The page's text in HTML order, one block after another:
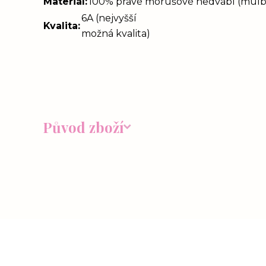
Kvalita:
6A (nejvyšší
možná kvalita)
Původ zboží